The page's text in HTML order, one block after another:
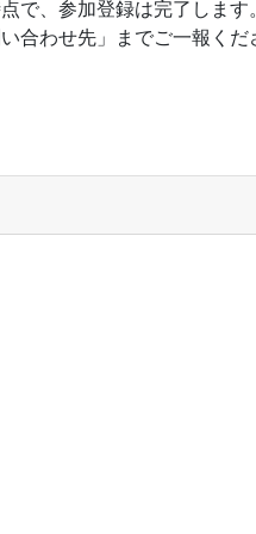
で、参加登録は完了します。
合わせ先」までご一報くだ